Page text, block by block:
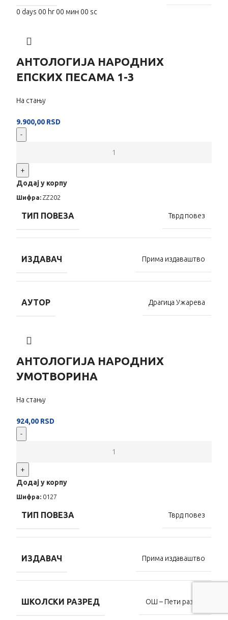
0 days 00 hr 00 мин 00 sc
АНТОЛОГИЈА НАРОДНИХ
ЕПСКИХ ПЕСАМА 1-3
На стању
9.900,00 RSD
-
+
Додај у корпу
Шифра:ZZ202
ТИП ПОВЕЗА Тврд повез
ИЗДАВАЧ Прима издаваштво
АУТОР Драгица Ужарева
АНТОЛОГИЈА НАРОДНИХ
УМОТВОРИНА
На стању
924,00 RSD
-
+
Додај у корпу
Шифра: 0127
ТИП ПОВЕЗА Тврд повез
ИЗДАВАЧ Прима издаваштво
ШКОЛСКИ РАЗРЕД ОШ – Пети разред